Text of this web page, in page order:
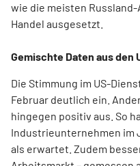
wie die meisten
Handel ausgesetzt.
Gemischte Daten aus den
Die Stimmung im US-
Februar deutlich ein.
hingegen positiv aus. So
Industrieunternehmen im
als erwartet. Zudem